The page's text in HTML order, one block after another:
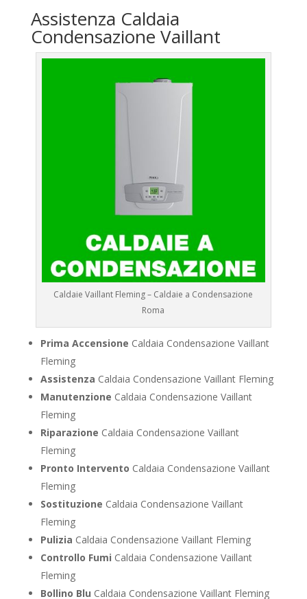
Assistenza Caldaia
Condensazione Vaillant
Caldaie Vaillant Fleming – Caldaie a Condensazione
Roma
Prima Accensione Caldaia Condensazione Vaillant
Fleming
Assistenza Caldaia Condensazione Vaillant Fleming
Manutenzione Caldaia Condensazione Vaillant
Fleming
Riparazione Caldaia Condensazione Vaillant
Fleming
Pronto Intervento Caldaia Condensazione Vaillant
Fleming
Sostituzione Caldaia Condensazione Vaillant
Fleming
Pulizia Caldaia Condensazione Vaillant Fleming
Controllo Fumi Caldaia Condensazione Vaillant
Fleming
Bollino Blu Caldaia Condensazione Vaillant Fleming